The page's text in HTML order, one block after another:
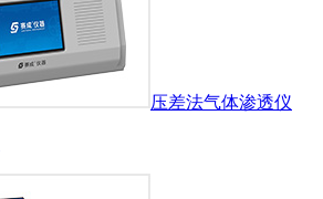
压差法气体渗透仪